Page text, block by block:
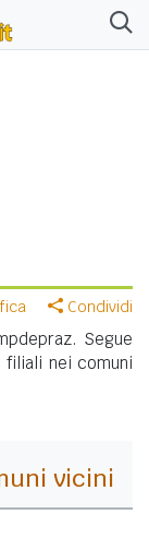
Condividi
Segue
filiali nei comuni
vicini